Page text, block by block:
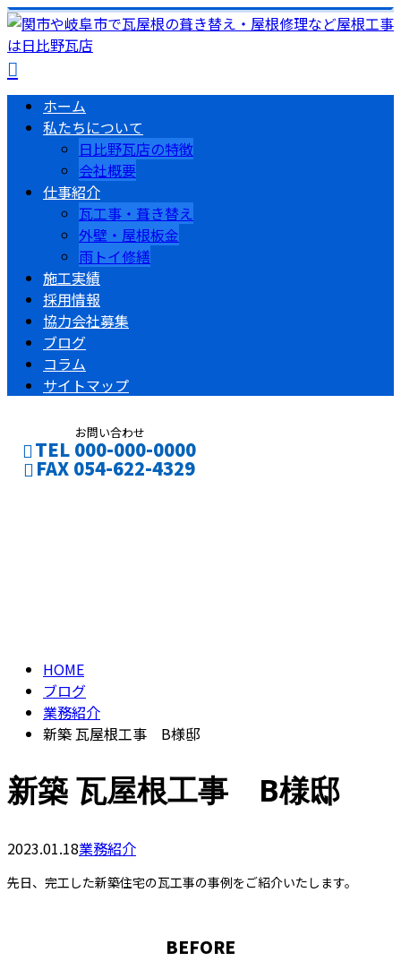
ホーム
私たちについて
日比野瓦店の特徴
会社概要
仕事紹介
瓦工事・葺き替え
外壁・屋根板金
雨トイ修繕
施工実績
採用情報
協力会社募集
ブログ
コラム
サイトマップ
お問い合わせ
TEL 000-000-0000
FAX 054-622-4329
HOME
ブログ
業務紹介
新築 瓦屋根工事 B様邸
新築 瓦屋根工事 B様邸
2023.01.18業務紹介
先日、完工した新築住宅の瓦工事の事例をご紹介いたします。
BEFORE